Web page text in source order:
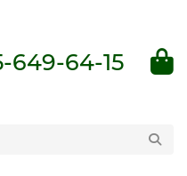
649-64-15